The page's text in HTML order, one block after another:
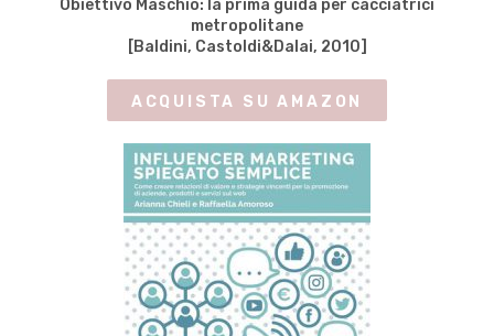
Obiettivo Maschio: la prima guida per cacciatrici
metropolitane
[Baldini, Castoldi&Dalai, 2010]
ACQUISTA SU AMAZON